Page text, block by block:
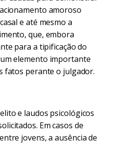
amoroso
e até mesmo a
que, embora
para a tipificação do
elemento importante
fatos perante o julgador.
e laudos psicológicos
Em casos de
jovens, a ausência de